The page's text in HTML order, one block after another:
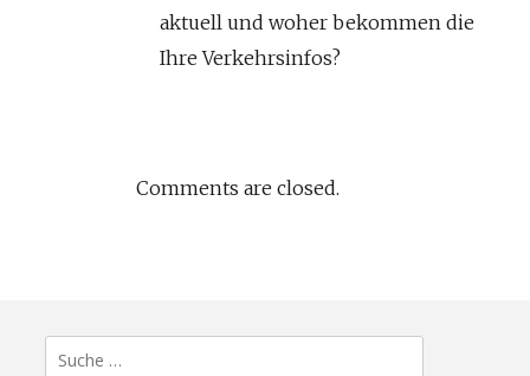
aktuell und woher bekommen die
Ihre Verkehrsinfos?
Comments are closed.
Suche